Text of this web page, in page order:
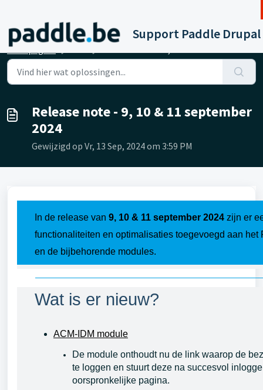
Doorgaan naar hoofdinhoud
Support Paddle Drupal
Startpagina
Release note - 9, 10 & 11 september
2024
Gewijzigd op Vr, 13 Sep, 2024 om 3:59 PM
In de release van 9, 10 & 11 september 2024 zijn er
functionaliteiten en optimalisaties toegevoegd aan het
en de bijbehorende modules.
Wat is er nieuw?
ACM-IDM module
De module onthoudt nu de link waarop de
te loggen en stuurt deze na succesvol
oorspronkelijke pagina.